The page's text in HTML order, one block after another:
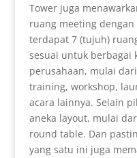
Tower juga
ruang meeting
terdapat 7 (tujuh)
sesuai untuk berbagai
perusahaan, mulai
training, workshop,
acara lainnya. Selain
aneka layout, mulai
round table. Dan
yang satu ini juga